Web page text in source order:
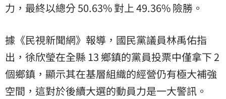
力，最終以總分 50.63% 對上 49.36% 險勝。
據《民視新聞網》報導，國民黨議員林禹佑指
出，徐欣瑩在全縣 13 鄉鎮的黨員投票中僅拿下 2
個鄉鎮，顯示其在基層組織的經營仍有極大補強
空間，這對於後續大選的動員力是一大警訊。